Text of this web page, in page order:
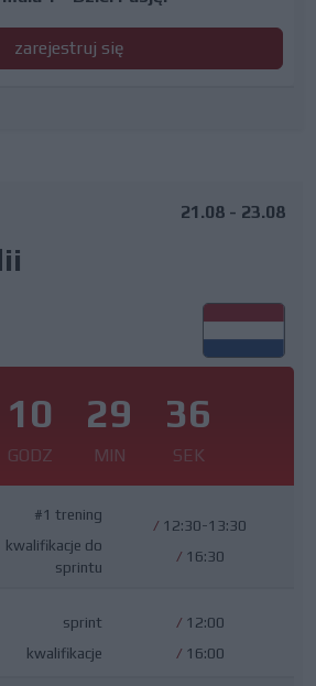
zarejestruj się
21.08 - 23.08
10
GODZ
29
MIN
35
SEK
#1 trening
kwalifikacje do
sprintu
/ 12:30-13:30
/ 16:30
sprint
kwalifikacje
/ 12:00
/ 16:00